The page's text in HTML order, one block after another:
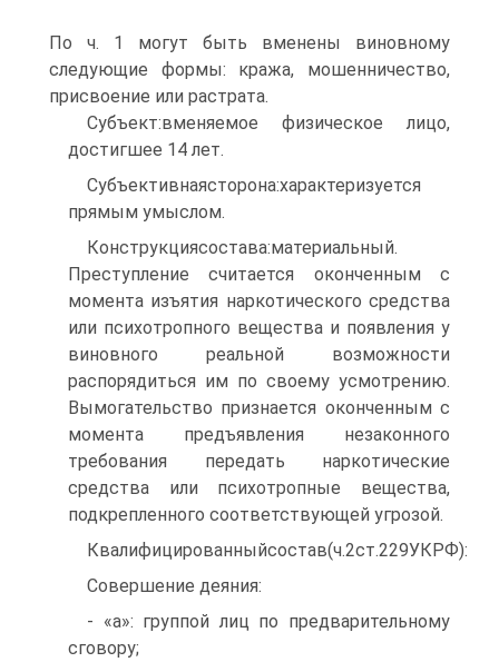
По ч. 1 могут быть вменены виновному
следующие формы: кража, мошенничество,
присвоение или растрата.
Субъект:вменяемое физическое лицо,
достигшее 14 лет.
Субъективнаясторона:характеризуется
прямым умыслом.
Конструкциясостава:материальный.
Преступление считается оконченным с
момента изъятия наркотического средства
или психотропного вещества и появления у
виновного реальной возможности
распорядиться им по своему усмотрению.
Вымогательство признается оконченным с
момента предъявления незаконного
требования передать наркотические
средства или психотропные вещества,
подкрепленного соответствующей угрозой.
Квалифицированныйсостав(ч.2ст.229УКРФ):
Совершение деяния:
- «а»: группой лиц по предварительному
сговору;